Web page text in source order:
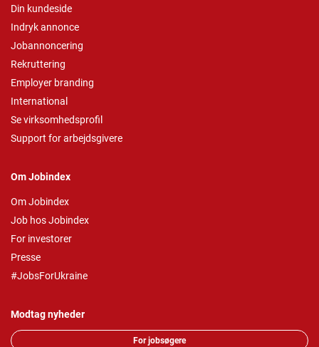
Din kundeside
Indryk annonce
Jobannoncering
Rekruttering
Employer branding
International
Se virksomhedsprofil
Support for arbejdsgivere
Om Jobindex
Om Jobindex
Job hos Jobindex
For investorer
Presse
#JobsForUkraine
Modtag nyheder
For jobsøgere